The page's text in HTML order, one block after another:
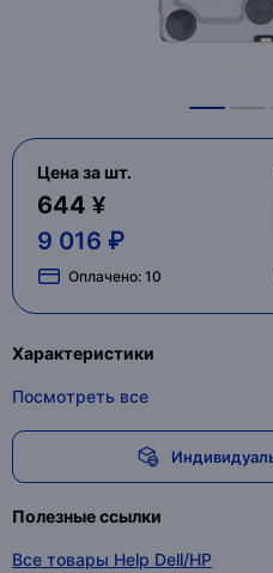
Цена за шт.
644 ¥
9 016 ₽
Оплачено: 10
Характеристики
Посмотреть все
Полезные ссылки
Все товары Help Dell/HP